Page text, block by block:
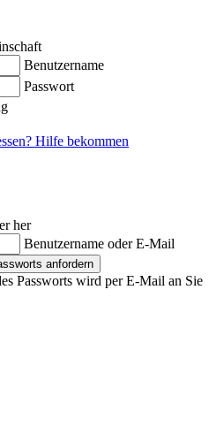
Benutzername
Passwort
Hilfe bekommen
her
Benutzername oder E-Mail
anfordern
Passworts wird per E-Mail an Sie